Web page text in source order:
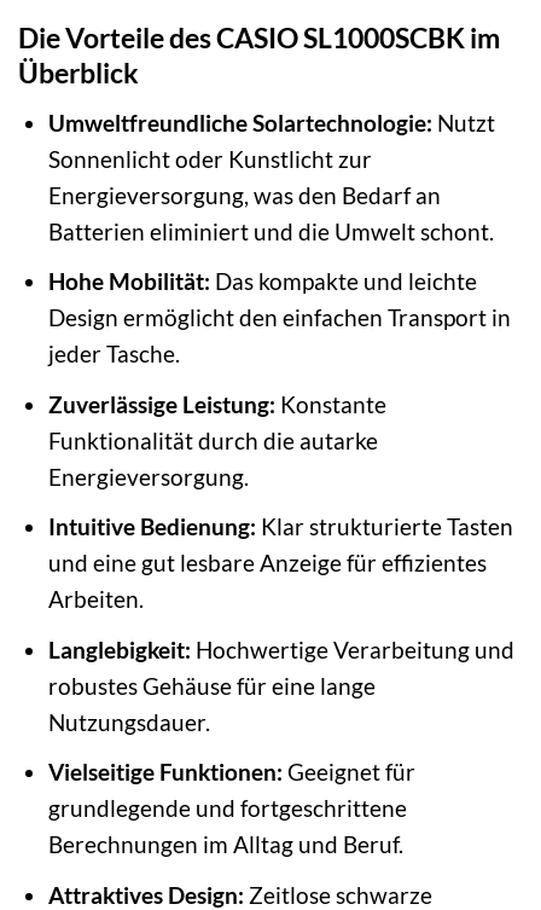
Die Vorteile des CASIO SL1000SCBK im
Überblick
Umweltfreundliche Solartechnologie: Nutzt
Sonnenlicht oder Kunstlicht zur
Energieversorgung, was den Bedarf an
Batterien eliminiert und die Umwelt schont.
Hohe Mobilität: Das kompakte und leichte
Design ermöglicht den einfachen Transport in
jeder Tasche.
Zuverlässige Leistung: Konstante
Funktionalität durch die autarke
Energieversorgung.
Intuitive Bedienung: Klar strukturierte Tasten
und eine gut lesbare Anzeige für effizientes
Arbeiten.
Langlebigkeit: Hochwertige Verarbeitung und
robustes Gehäuse für eine lange
Nutzungsdauer.
Vielseitige Funktionen: Geeignet für
grundlegende und fortgeschrittene
Berechnungen im Alltag und Beruf.
Attraktives Design: Zeitlose schwarze